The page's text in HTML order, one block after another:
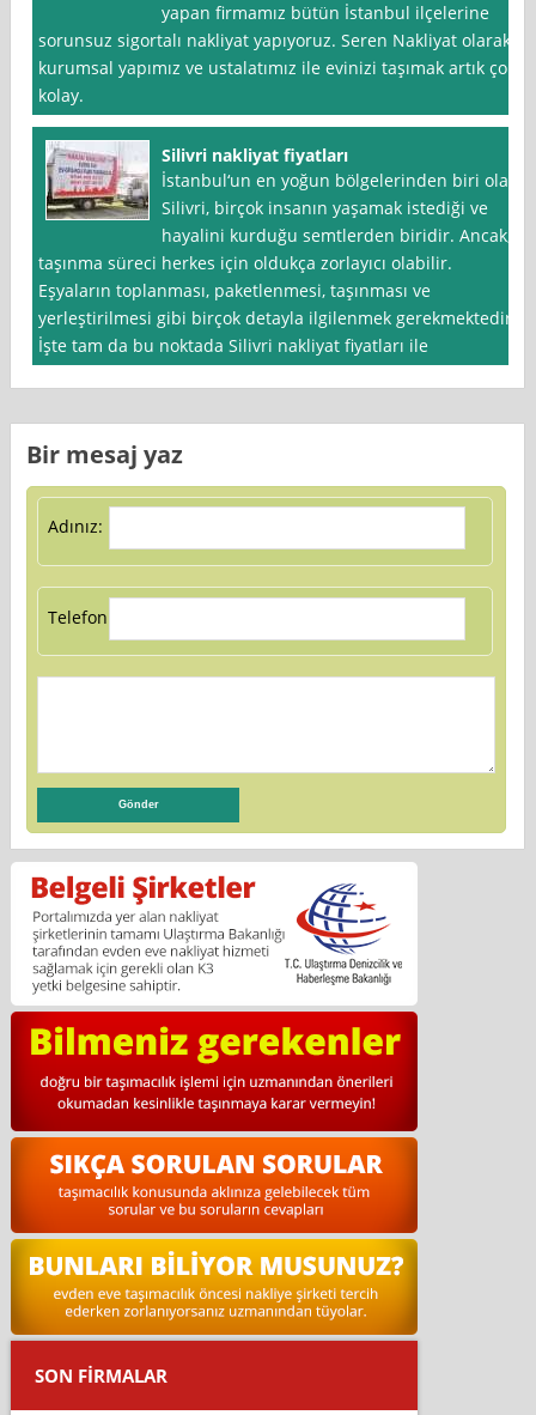
yapan firmamız bütün İstanbul ilçelerine
sorunsuz sigortalı nakliyat yapıyoruz. Seren Nakliyat olarak
kurumsal yapımız ve ustalatımız ile evinizi taşımak artık çok
kolay.
Silivri nakliyat fiyatları
İstanbul‘un en yoğun bölgelerinden biri olan
Silivri, birçok insanın yaşamak istediği ve
hayalini kurduğu semtlerden biridir. Ancak,
taşınma süreci herkes için oldukça zorlayıcı olabilir.
Eşyaların toplanması, paketlenmesi, taşınması ve
yerleştirilmesi gibi birçok detayla ilgilenmek gerekmektedir.
İşte tam da bu noktada Silivri nakliyat fiyatları ile
Bir mesaj yaz
Adınız:
Telefon:
SON FİRMALAR